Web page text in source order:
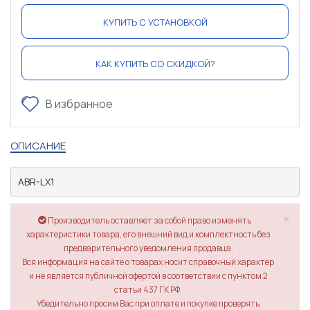
КУПИТЬ С УСТАНОВКОЙ
КАК КУПИТЬ СО СКИДКОЙ?
В избранное
ОПИСАНИЕ
ABR-LX1
×
Производитель оставляет за собой право изменять
характеристики товара, его внешний вид и комплектность без
предварительного уведомления продавца.
Вся информация на сайте о товарах носит справочный характер
и не является публичной офертой в соответствии с пунктом 2
статьи 437 ГК РФ.
Убедительно просим Вас при оплате и покупке проверять